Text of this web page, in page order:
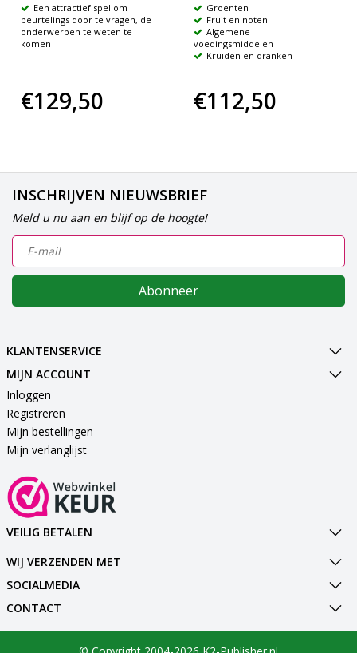
Een attractief spel om
beurtelings door te vragen, de
onderwerpen te weten te
komen
€129,50
Groenten
Fruit en noten
Algemene
voedingsmiddelen
Kruiden en dranken
€112,50
INSCHRIJVEN NIEUWSBRIEF
Meld u nu aan en blijf op de hoogte!
Abonneer
KLANTENSERVICE
MIJN ACCOUNT
Inloggen
Registreren
Mijn bestellingen
Mijn verlanglijst
VEILIG BETALEN
WIJ VERZENDEN MET
SOCIALMEDIA
CONTACT